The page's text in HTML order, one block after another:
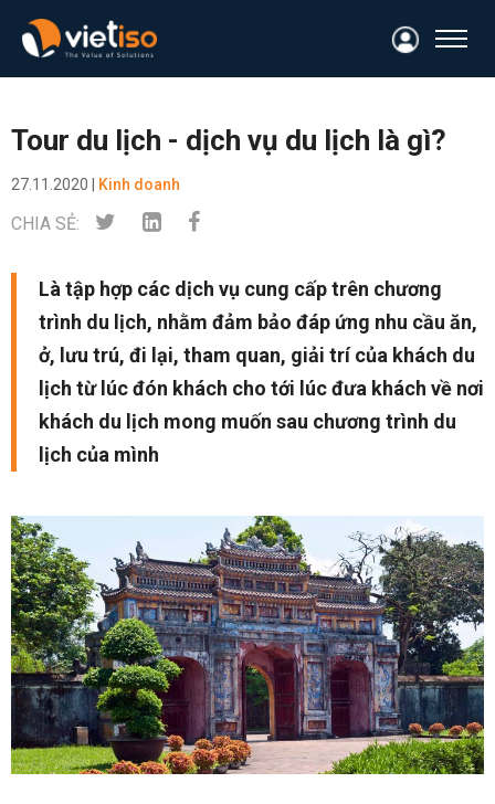
Tour du lịch - dịch vụ du lịch là gì?
27.11.2020 | Kinh doanh
CHIA SẺ:
Là tập hợp các dịch vụ cung cấp trên chương
trình du lịch, nhằm đảm bảo đáp ứng nhu cầu ăn,
ở, lưu trú, đi lại, tham quan, giải trí của khách du
lịch từ lúc đón khách cho tới lúc đưa khách về nơi
khách du lịch mong muốn sau chương trình du
lịch của mình